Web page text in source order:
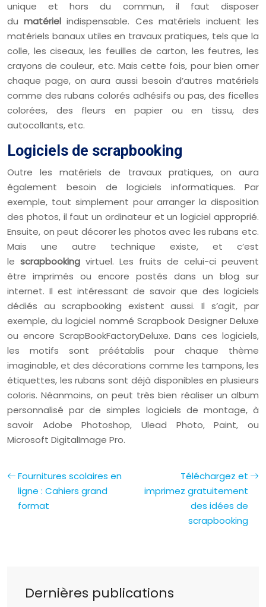
unique et hors du commun, il faut disposer
dumatériel indispensable. Ces matériels incluent les
matériels banaux utiles en travaux pratiques, tels que la
colle, les ciseaux, les feuilles de carton, les feutres, les
crayons de couleur, etc. Mais cette fois, pour bien orner
chaque page, on aura aussi besoin d’autres matériels
comme des rubans colorés adhésifs ou pas, des ficelles
colorées, des fleurs en papier ou en tissu, des
autocollants, etc.
Logiciels de scrapbooking
Outre les matériels de travaux pratiques, on aura
également besoin de logiciels informatiques. Par
exemple, tout simplement pour arranger la disposition
des photos, il faut un ordinateur et un logiciel approprié.
Ensuite, on peut décorer les photos avec les rubans etc.
Mais une autre technique existe, et c’est
le scrapbooking virtuel. Les fruits de celui-ci peuvent
être imprimés ou encore postés dans un blog sur
internet. Il est intéressant de savoir que des logiciels
dédiés au scrapbooking existent aussi. Il s’agit, par
exemple, du logiciel nommé Scrapbook Designer Deluxe
ou encore ScrapBookFactoryDeluxe. Dans ces logiciels,
les motifs sont préétablis pour chaque thème
imaginable, et des décorations comme les tampons, les
étiquettes, les rubans sont déjà disponibles en plusieurs
coloris. Néanmoins, on peut très bien réaliser un album
personnalisé par de simples logiciels de montage, à
savoir Adobe Photoshop, Ulead Photo, Paint, ou
Microsoft DigitalImage Pro.
Fournitures scolaires en
ligne : Cahiers grand
format
Téléchargez et
imprimez gratuitement
des idées de
scrapbooking
Dernières publications